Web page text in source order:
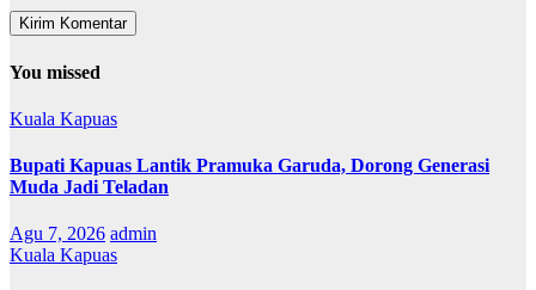
You missed
Kuala Kapuas
Bupati Kapuas Lantik Pramuka Garuda, Dorong Generasi
Muda Jadi Teladan
Agu 7, 2026 admin
Kuala Kapuas